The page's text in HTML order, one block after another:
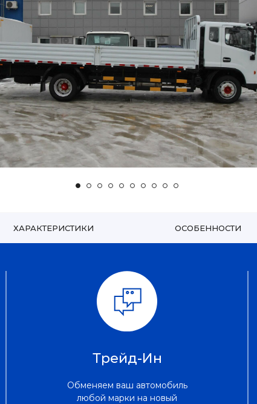
ХАРАКТЕРИСТИКИ ОСОБЕННОСТИ
Трейд-Ин
Обменяем ваш автомобиль
любой марки на новый